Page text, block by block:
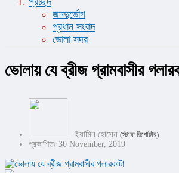
জনদুর্ভোগ
প্রধান সংবাদ
ভোলা সদর
ভোলায় যে ব্রীজ গ্রামবাসীর
ইয়ামিন হোসেন (স্টাফ রিপোর্টার)
প্রকাশিতঃ 30 November, 2019